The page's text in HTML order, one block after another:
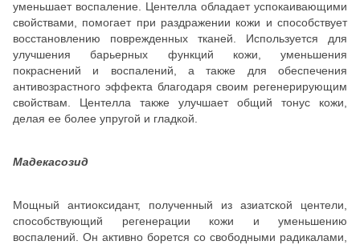
уменьшает воспаление. Центелла обладает успокаивающими
свойствами, помогает при раздражении кожи и способствует
восстановлению поврежденных тканей. Используется для
улучшения барьерных функций кожи, уменьшения
покраснений и воспалений, а также для обеспечения
антивозрастного эффекта благодаря своим регенерирующим
свойствам. Центелла также улучшает общий тонус кожи,
делая ее более упругой и гладкой.
Мадекасозид
Мощный антиоксидант, полученный из азиатской центели,
способствующий регенерации кожи и уменьшению
воспалений. Он активно борется со свободными радикалами,